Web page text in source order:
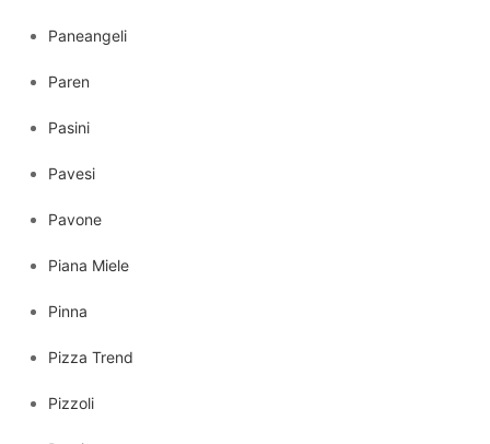
Paneangeli
Paren
Pasini
Pavesi
Pavone
Piana Miele
Pinna
Pizza Trend
Pizzoli